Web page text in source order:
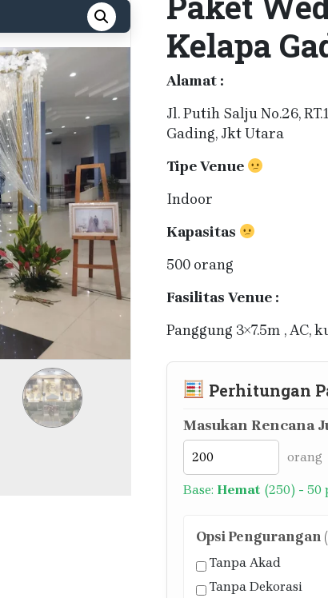
Kelapa
Alamat :
Jl. Putih Salju No.26,
Gading, Jkt Utara
Tipe Venue
Indoor
Kapasitas
500 orang
Fasilitas Venue :
Panggung 3×7.5m , AC,
Perhitungan
Masukan Rencana
orang
Base: Hemat (250) - 50
Opsi Pengurangan
Tanpa Akad
Tanpa Dekorasi